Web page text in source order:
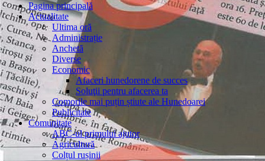
Pagina principală
Actualitate
Ultima oră
Administrație
Anchetă
Diverse
Economic
Afaceri hunedorene de succes
Soluţii pentru afacerea ta
Comorile mai puțin știute ale Hunedoarei
Publicitate
Comunitate
ABC-ul primului ajutor
Agricultură
Colțul rușinii